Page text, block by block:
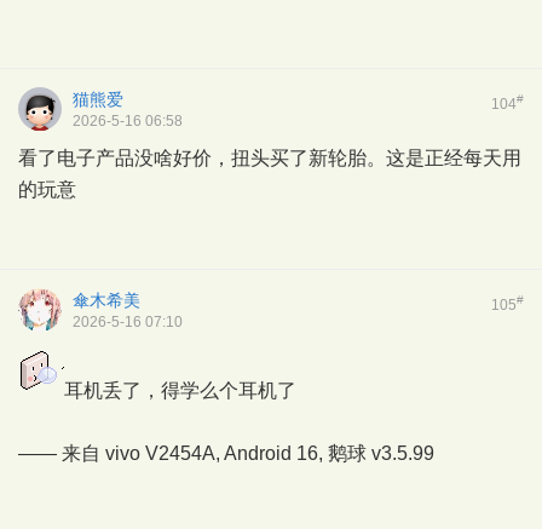
104#
猫熊爱
2026-5-16 06:58
看了电子产品没啥好价，扭头买了新轮胎。这是正经每天用
的玩意
105#
傘木希美
2026-5-16 07:10
耳机丢了，得学么个耳机了
—— 来自 vivo V2454A, Android 16, 鹅球 v3.5.99